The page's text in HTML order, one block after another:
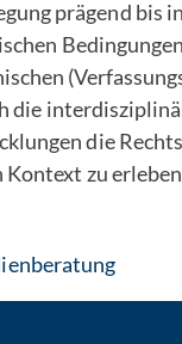
prägend bis
die
die
zu
: Per